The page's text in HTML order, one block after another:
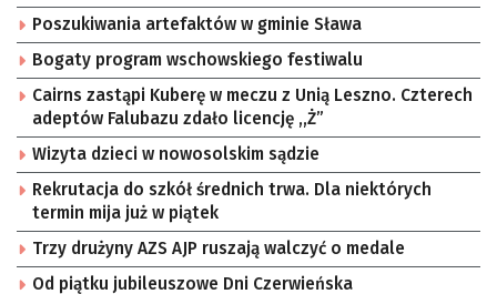
Poszukiwania artefaktów w gminie Sława
Bogaty program wschowskiego festiwalu
Cairns zastąpi Kuberę w meczu z Unią Leszno. Czterech
adeptów Falubazu zdało licencję ,,Ż”
Wizyta dzieci w nowosolskim sądzie
Rekrutacja do szkół średnich trwa. Dla niektórych
termin mija już w piątek
Trzy drużyny AZS AJP ruszają walczyć o medale
Od piątku jubileuszowe Dni Czerwieńska